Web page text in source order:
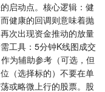
启动点。核心逻辑：健
健康的回调则意味着抛
次出现资金推动的放量
工具：5分钟K线图成交
为辅助参考（可选，但
（选择标的）不要在单
或略微上行的股票。股